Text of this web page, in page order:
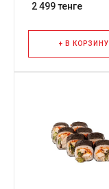
2 499 тенге
+ В КОРЗИНУ